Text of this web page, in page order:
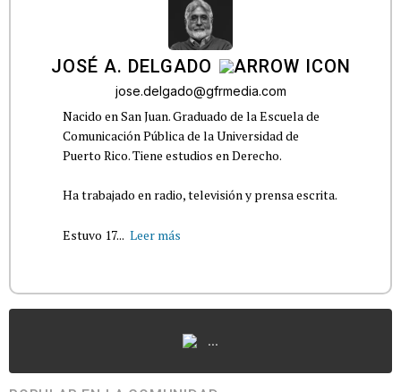
JOSÉ A. DELGADO
jose.delgado@gfrmedia.com
Nacido en San Juan. Graduado de la Escuela de
Comunicación Pública de la Universidad de
Puerto Rico. Tiene estudios en Derecho.
Ha trabajado en radio, televisión y prensa escrita.
Estuvo 17... Leer más
...